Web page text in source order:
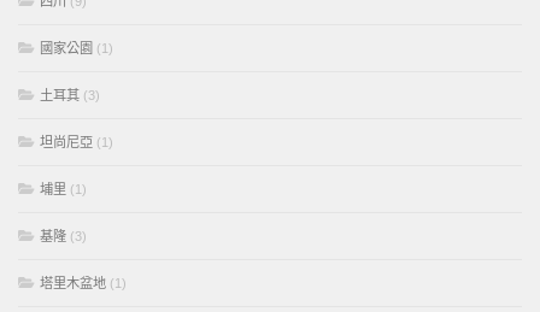
國家公園 (1)
土耳其 (3)
坦尚尼亞 (1)
埔里 (1)
基隆 (3)
塔里木盆地 (1)